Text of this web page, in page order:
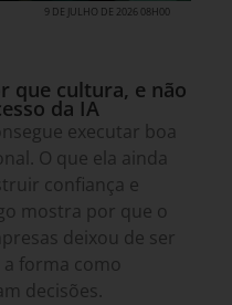
9 DE JULHO DE 2026 08H00
que cultura, e não
da IA
executar boa
O que ela ainda
confiança e
mostra por que o
deixou de ser
forma como
decisões.